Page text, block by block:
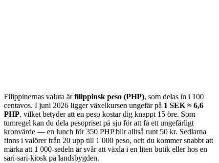
Filippinernas valuta ärfilippinsk peso (PHP), som delas in i 100
centavos. I juni 2026 ligger växelkursen ungefär på 1 SEK ≈ 6,6
PHP, vilket betyder att en peso kostar dig knappt 15 öre. Som
tumregel kan du dela pesopriset på sju för att få ett ungefärligt
kronvärde — en lunch för 350 PHP blir alltså runt 50 kr. Sedlarna
finns i valörer från 20 upp till 1 000 peso, och du kommer snabbt att
märka att 1 000-sedeln är svår att växla i en liten butik eller hos en
sari-sari-kiosk på landsbygden.